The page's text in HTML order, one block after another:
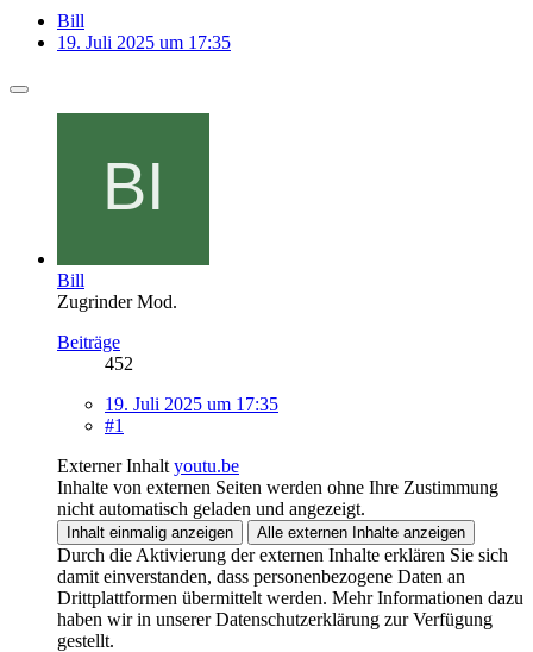
Bill
19. Juli 2025 um 17:35
Bill
Zugrinder Mod.
Beiträge
452
19. Juli 2025 um 17:35
#1
Externer Inhalt youtu.be
Inhalte von externen Seiten werden ohne Ihre Zustimmung
nicht automatisch geladen und angezeigt.
Inhalt einmalig anzeigen Alle externen Inhalte anzeigen
Durch die Aktivierung der externen Inhalte erklären Sie sich
damit einverstanden, dass personenbezogene Daten an
Drittplattformen übermittelt werden. Mehr Informationen dazu
haben wir in unserer Datenschutzerklärung zur Verfügung
gestellt.